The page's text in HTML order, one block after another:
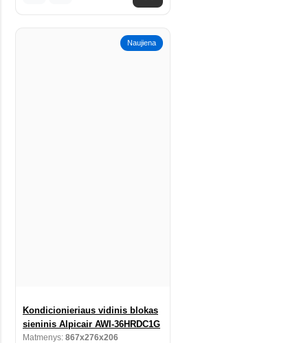
Naujiena
Kondicionieriaus vidinis blokas
sieninis Alpicair AWI-36HRDC1G
Matmenys: 867x276x206